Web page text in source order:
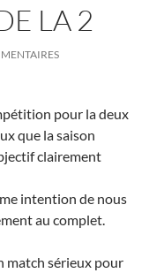
LA 2
pour la deux
que la saison
clairement
intention de nous
au complet.
match sérieux pour